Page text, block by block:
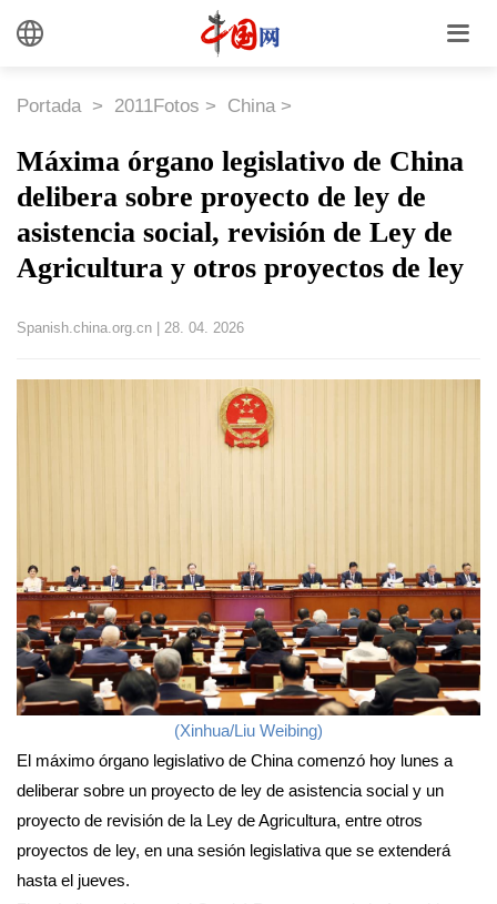
Portada > 2011Fotos > China >
Máxima órgano legislativo de China
delibera sobre proyecto de ley de
asistencia social, revisión de Ley de
Agricultura y otros proyectos de ley
Spanish.china.org.cn 28. 04. 2026
(Xinhua/Liu Weibing)
El máximo órgano legislativo de China comenzó hoy lunes a
deliberar sobre un proyecto de ley de asistencia social y un
proyecto de revisión de la Ley de Agricultura, entre otros
proyectos de ley, en una sesión legislativa que se extenderá
hasta el jueves.